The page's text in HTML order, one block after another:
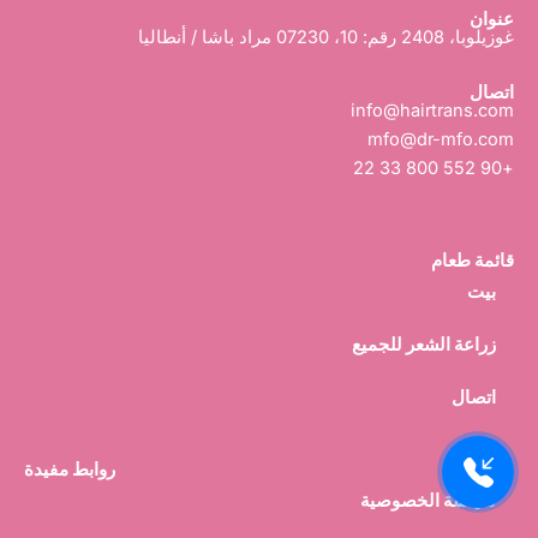
-
u
ي
عنوان
غوزيلوبا، 2408 رقم: 10، 07230 مراد باشا / أنطاليا
اتصال
info@hairtrans.com
mfo@dr-mfo.com
+90 552 800 33 22
قائمة طعام
بيت
زراعة الشعر للجميع
اتصال
روابط مفيدة
سياسة الخصوصية